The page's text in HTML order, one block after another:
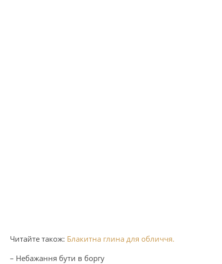
Читайте також: Блакитна глина для обличчя.
– Небажання бути в боргу